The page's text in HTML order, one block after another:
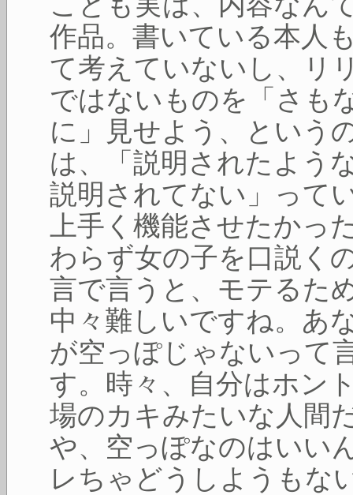
作品。書いている本人
て考えていないし、リ
ではないものを「さも
に」見せよう、という
は、「説明されたよう
説明されてない」って
上手く機能させたかっ
わらず女の子を口説く
言で言うと、モテるた
中々難しいですね。あ
が空っぽじゃないって
す。時々、自分はホン
場のカキみたいな人間
や、空っぽなのはいい
レちゃどうしようもな